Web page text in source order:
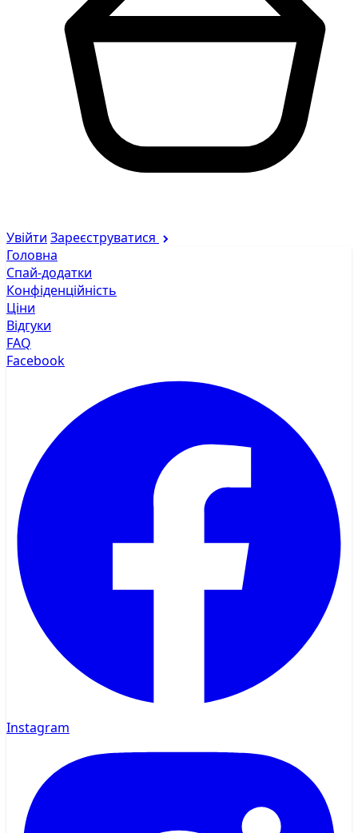
Увійти Зареєструватися
Головна
Спай-додатки
Конфіденційність
Ціни
Відгуки
FAQ
Facebook
Instagram